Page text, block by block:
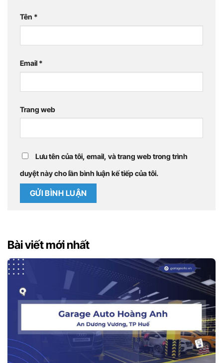
Tên *
Email *
Trang web
Lưu tên của tôi, email, và trang web trong trình
duyệt này cho lần bình luận kế tiếp của tôi.
Bài viết mới nhất